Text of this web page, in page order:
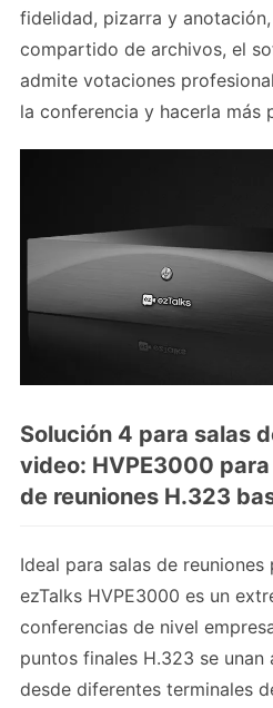
fidelidad, pizarra y
compartido de archivos, el
admite votaciones
la conferencia y hacerla más
Solución 4 para salas
video: HVPE3000
de reuniones H.323
Ideal para salas de reuniones
ezTalks HVPE3000 es un
conferencias de nivel
puntos finales H.323 se
desde diferentes terminales